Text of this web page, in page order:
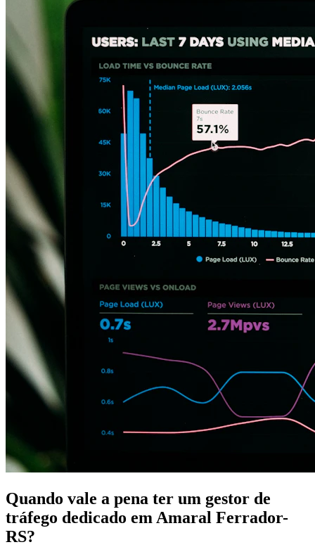
Quando vale a pena ter um gestor de
tráfego dedicado em Amaral Ferrador-
RS?